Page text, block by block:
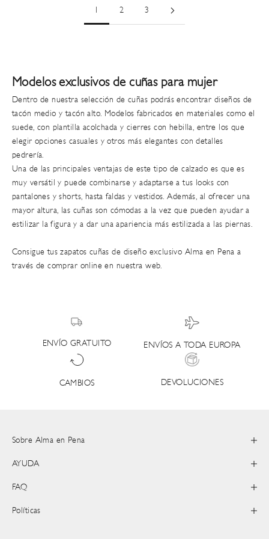
2 3
Modelos exclusivos de cuñas para mujer
Dentro de nuestra selección de cuñas podrás encontrar diseños de
tacón medio ytacón alto. Modelos fabricados en materiales como el
suede, con plantilla acolchada y cierres con hebilla, entre los que
elegir opciones casuales y otros más elegantes con detalles
pedrería.
Una de las principales ventajas de este tipo de calzado es que es
muy versátil y puede combinarse y adaptarse a tus looks con
pantalones y shorts, hasta faldas y vestidos. Además, al ofrecer una
mayor altura, las cuñas son cómodas a la vez que pueden ayudar a
estilizar la figura y a dar una apariencia más estilizada a las piernas.
Consigue tus zapatos cuñas de diseño exclusivo Alma en Pena a
través de comprar online en nuestra web.
ENVÍO GRATUITO ENVÍOS A TODA EUROPA
CAMBIOS DEVOLUCIONES
Sobre Alma en Pena
AYUDA
FAQ
Políticas